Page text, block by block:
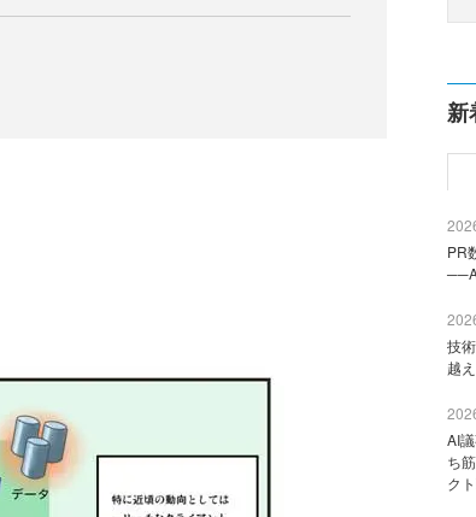
新
PR
技
越
AI
ち
ク